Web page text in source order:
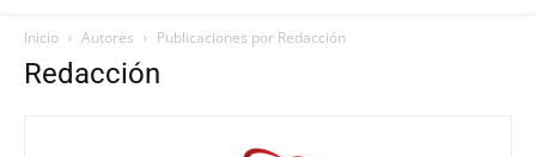
Inicio Autores Publicaciones por Redacción
Redacción